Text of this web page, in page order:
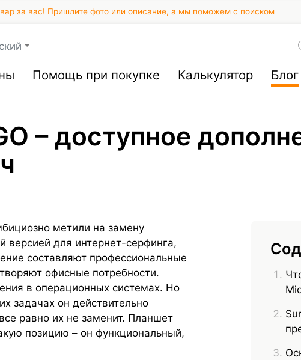
за вас! Пришлите фото или описание, а мы поможем с поиском
Помощь при покупке Калькулятор Блог
– доступное
метили на замену
версией для интернет-серфинга,
составляют профессиональные
офисные потребности.
в операционных системах. Но
задачах он действительно
равно их не заменит. Планшет
позицию – он функциональный,